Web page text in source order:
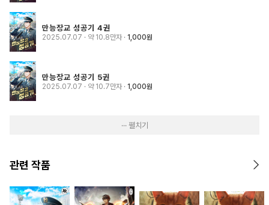
만능장교 성공기 4권
2025.07.07 · 약 10.8만자 1,000원
만능장교 성공기 5권
2025.07.07 · 약 10.7만자 1,000원
··· 펼치기
관련 작품